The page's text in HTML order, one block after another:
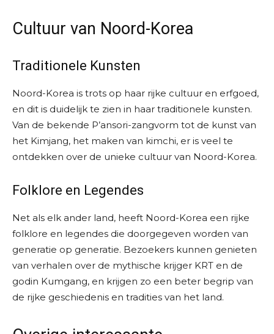
Cultuur van Noord-Korea
Traditionele Kunsten
Noord-Korea is trots op haar rijke cultuur en erfgoed,
en dit is duidelijk te zien in haar traditionele kunsten.
Van de bekende P’ansori-zangvorm tot de kunst van
het Kimjang, het maken van kimchi, er is veel te
ontdekken over de unieke cultuur van Noord-Korea.
Folklore en Legendes
Net als elk ander land, heeft Noord-Korea een rijke
folklore en legendes die doorgegeven worden van
generatie op generatie. Bezoekers kunnen genieten
van verhalen over de mythische krijger KRT en de
godin Kumgang, en krijgen zo een beter begrip van
de rijke geschiedenis en tradities van het land.